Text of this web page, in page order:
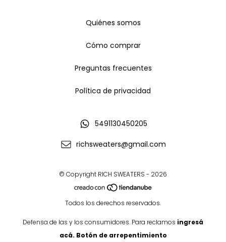
Quiénes somos
Cómo comprar
Preguntas frecuentes
Política de privacidad
5491130450205
richsweaters@gmail.com
© Copyright RICH SWEATERS - 2026
Todos los derechos reservados.
Defensa de las y los consumidores. Para reclamos ingresá
acá. Botón de arrepentimiento